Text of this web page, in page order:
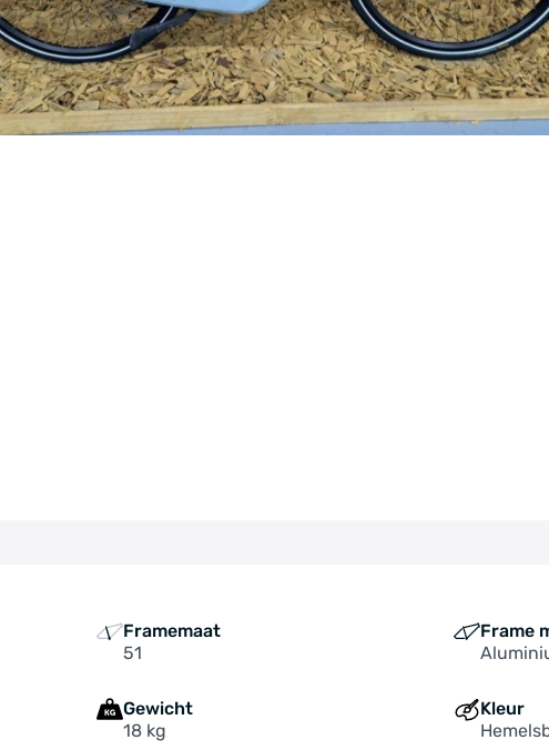
• GRATIS VERZENDING OP NIEUW FIETSEN VANAF 400 EUR •
Framemaat
51
Frame
Gewicht
18 kg
Kleur